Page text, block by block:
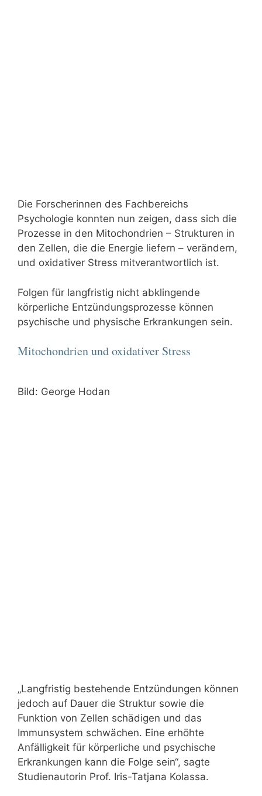
Die Forscherinnen des Fachbereichs
Psychologie konnten nun zeigen, dass sich die
Prozesse in den Mitochondrien – Strukturen in
den Zellen, die die Energie liefern – verändern,
und oxidativer Stress mitverantwortlich ist.
Folgen für langfristig nicht abklingende
körperliche Entzündungsprozesse können
psychische und physische Erkrankungen sein.
Mitochondrien und oxidativer Stress
Bild: George Hodan
„Langfristig bestehende Entzündungen können
jedoch auf Dauer die Struktur sowie die
Funktion von Zellen schädigen und das
Immunsystem schwächen. Eine erhöhte
Anfälligkeit für körperliche und psychische
Erkrankungen kann die Folge sein“, sagte
Studienautorin Prof. Iris-Tatjana Kolassa.